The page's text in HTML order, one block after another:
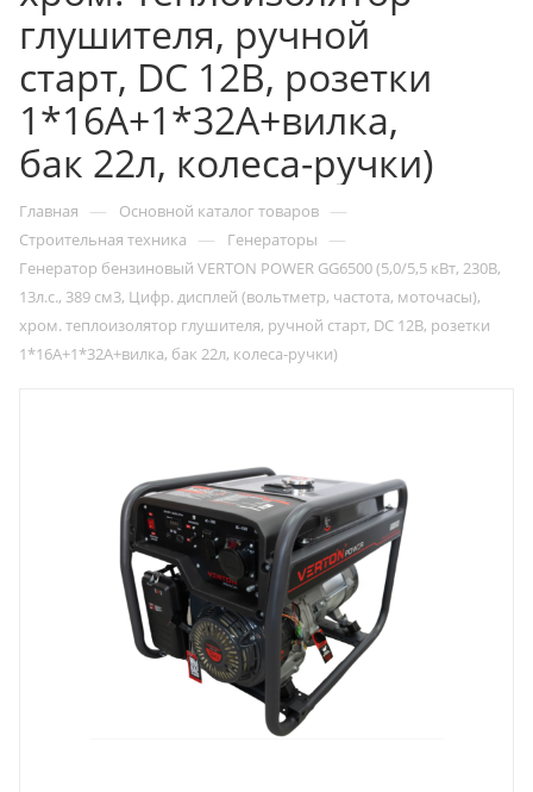
глушителя, ручной
старт, DC 12В, розетки
1*16А+1*32А+вилка,
бак 22л, колеса-ручки)
Главная — Основной каталог товаров —
Строительная техника — Генераторы —
Генератор бензиновый VERTON POWER GG6500 (5,0/5,5 кВт, 230В,
13л.с., 389 см3, Цифр. дисплей (вольтметр, частота, моточасы),
хром. теплоизолятор глушителя, ручной старт, DC 12В, розетки
1*16А+1*32А+вилка, бак 22л, колеса-ручки)